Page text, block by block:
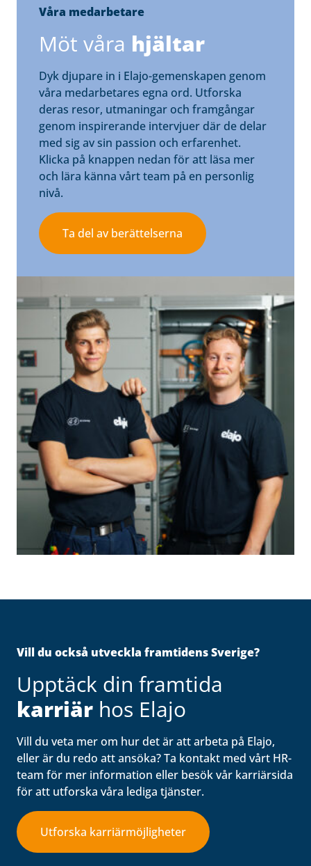
Våra medarbetare
Möt våra hjältar
Dyk djupare in i Elajo-gemenskapen genom
våra medarbetares egna ord. Utforska
deras resor, utmaningar och framgångar
genom inspirerande intervjuer där de delar
med sig av sin passion och erfarenhet.
Klicka på knappen nedan för att läsa mer
och lära känna vårt team på en personlig
nivå.
Ta del av berättelserna
Vill du också utveckla framtidens Sverige?
Upptäck din framtida
karriär hos Elajo
Vill du veta mer om hur det är att arbeta på Elajo,
eller är du redo att ansöka? Ta kontakt med vårt HR-
team för mer information eller besök vår karriärsida
för att utforska våra lediga tjänster.
Utforska karriärmöjligheter